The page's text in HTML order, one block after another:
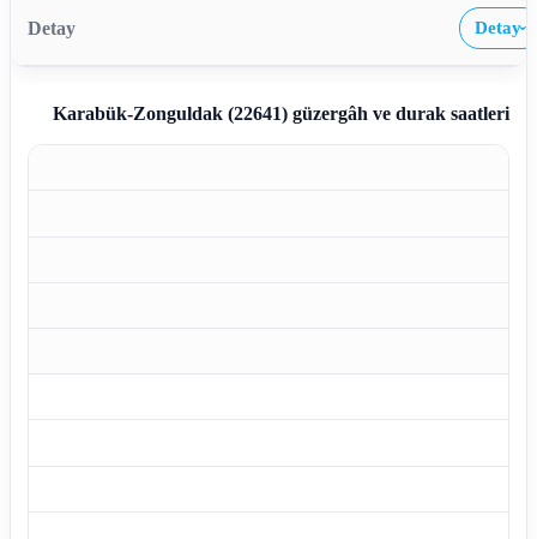
Detay›
Karabük-Zonguldak (22641)güzergâh ve durak saatleri